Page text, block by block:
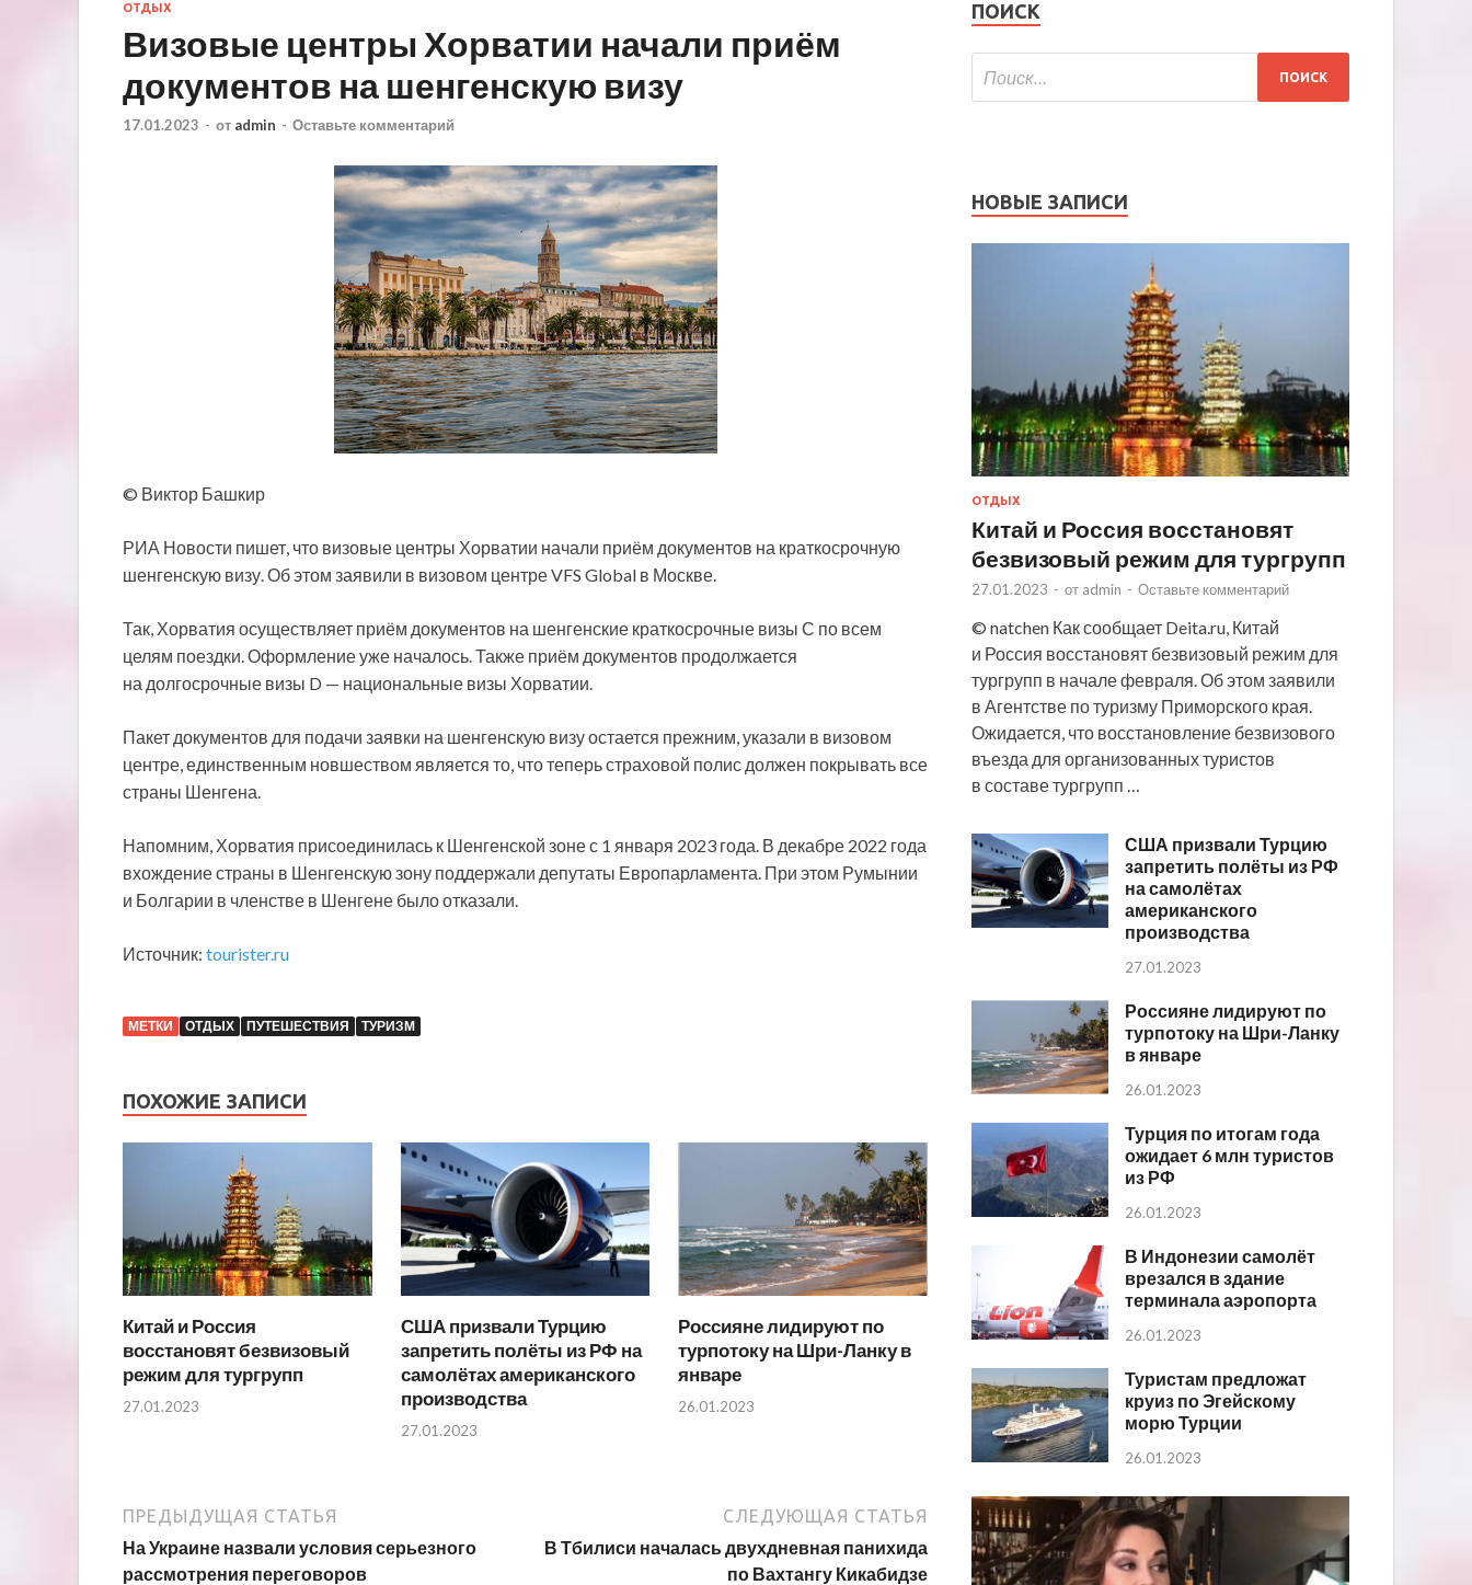
ОТДЫХ
Визовые центры Хорватии начали приём
документов на шенгенскую визу
17.01.2023 - от admin - Оставьте комментарий
© Виктор Башкир
РИА Новости пишет, что визовые центры Хорватии начали приём документов на краткосрочную
шенгенскую визу. Об этом заявили в визовом центре VFS Global в Москве.
Так, Хорватия осуществляет приём документов на шенгенские краткосрочные визы С по всем
целям поездки. Оформление уже началось. Также приём документов продолжается
на долгосрочные визы D — национальные визы Хорватии.
Пакет документов для подачи заявки на шенгенскую визу остается прежним, указали в визовом
центре, единственным новшеством является то, что теперь страховой полис должен покрывать все
страны Шенгена.
Напомним, Хорватия присоединилась к Шенгенской зоне с 1 января 2023 года. В декабре 2022 года
вхождение страны в Шенгенскую зону поддержали депутаты Европарламента. При этом Румынии
и Болгарии в членстве в Шенгене было отказали.
Источник: tourister.ru
МЕТКИ ОТДЫХ ПУТЕШЕСТВИЯ ТУРИЗМ
ПОХОЖИЕ ЗАПИСИ
Китай и Россия
восстановят безвизовый
режим для тургрупп
27.01.2023
США призвали Турцию
запретить полёты из РФ на
самолётах американского
производства
27.01.2023
Россияне лидируют по
турпотоку на Шри-Ланку в
январе
26.01.2023
ПРЕДЫДУЩАЯ СТАТЬЯ
На Украине назвали условия серьезного
рассмотрения переговоров
СЛЕДУЮЩАЯ СТАТЬЯ
В Тбилиси началась двухдневная панихида
по Вахтангу Кикабидзе
ПОИСК
НОВЫЕ ЗАПИСИ
ОТДЫХ
Китай и Россия восстановят
безвизовый режим для тургрупп
27.01.2023 - от admin - Оставьте комментарий
© natchen Как сообщает Deita.ru, Китай
и Россия восстановят безвизовый режим для
тургрупп в начале февраля. Об этом заявили
в Агентстве по туризму Приморского края.
Ожидается, что восстановление безвизового
въезда для организованных туристов
в составе тургрупп …
США призвали Турцию
запретить полёты из РФ
на самолётах
американского
производства
27.01.2023
Россияне лидируют по
турпотоку на Шри-Ланку
в январе
26.01.2023
Турция по итогам года
ожидает 6 млн туристов
из РФ
26.01.2023
В Индонезии самолёт
врезался в здание
терминала аэропорта
26.01.2023
Туристам предложат
круиз по Эгейскому
морю Турции
26.01.2023